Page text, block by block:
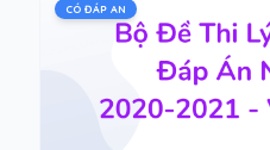
CÓ ĐÁP AN